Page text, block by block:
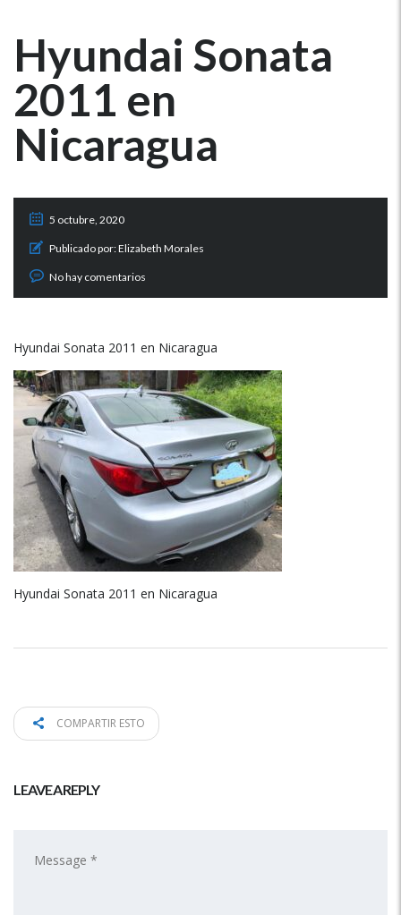
Hyundai Sonata
2011 en
Nicaragua
5 octubre, 2020
Publicado por:Elizabeth Morales
No hay comentarios
Hyundai Sonata 2011 en Nicaragua
Hyundai Sonata 2011 en Nicaragua
COMPARTIR ESTO
LEAVE A REPLY